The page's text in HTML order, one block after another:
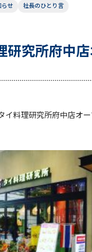
らせ 社長のひとり言
研究所府中
イ料理研究所府中店オ